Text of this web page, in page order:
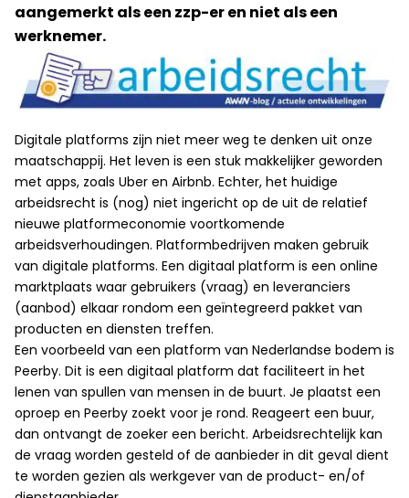
aangemerkt als een zzp-er en niet als een
werknemer.
Digitale platforms zijn niet meer weg te denken uit onze
maatschappij. Het leven is een stuk makkelijker geworden
met apps, zoals Uber en Airbnb. Echter, het huidige
arbeidsrecht is (nog) niet ingericht op de uit de relatief
nieuwe platformeconomie voortkomende
arbeidsverhoudingen. Platformbedrijven maken gebruik
van digitale platforms. Een digitaal platform is een online
marktplaats waar gebruikers (vraag) en leveranciers
(aanbod) elkaar rondom een geïntegreerd pakket van
producten en diensten treffen.
Een voorbeeld van een platform van Nederlandse bodem is
Peerby. Dit is een digitaal platform dat faciliteert in het
lenen van spullen van mensen in de buurt. Je plaatst een
oproep en Peerby zoekt voor je rond. Reageert een buur,
dan ontvangt de zoeker een bericht. Arbeidsrechtelijk kan
de vraag worden gesteld of de aanbieder in dit geval dient
te worden gezien als werkgever van de product- en/of